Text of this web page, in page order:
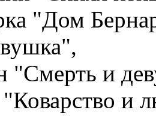
"Дом
и
и